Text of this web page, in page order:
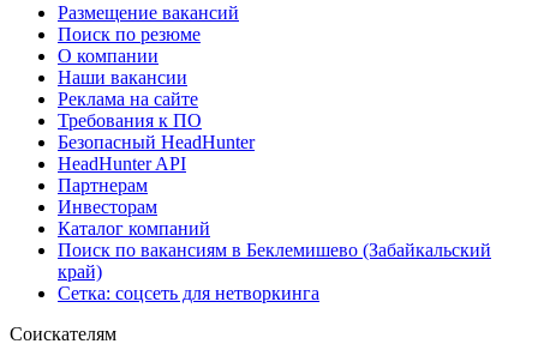
Размещение вакансий
Поиск по резюме
О компании
Наши вакансии
Реклама на сайте
Требования к ПО
Безопасный HeadHunter
HeadHunter API
Партнерам
Инвесторам
Каталог компаний
Поиск по вакансиям в Беклемишево (Забайкальский
край)
Сетка: соцсеть для нетворкинга
Соискателям